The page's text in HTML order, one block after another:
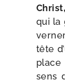
Christ,
qui la
tête
place
sens